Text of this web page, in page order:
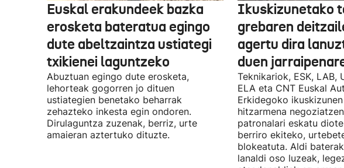
Euskal erakundeek bazka
erosketa bateratua egingo
dute abeltzaintza ustiategi
txikienei laguntzeko
Abuztuan egingo dute erosketa,
lehorteak gogorren jo dituen
ustiategien benetako beharrak
zehazteko inkesta egin ondoren.
Dirulaguntza zuzenak, berriz, urte
amaieran aztertuko dituzte.
Ikuskizunetako
grebaren
agertu dira
duen
Teknikariok, ESK, LAB,
ELA eta CNT Euskal
Erkidegoko
hitzarmena
patronalari eskatu
berriro ekiteko,
blokeatuta. Aldi
lanaldi oso luzeak,